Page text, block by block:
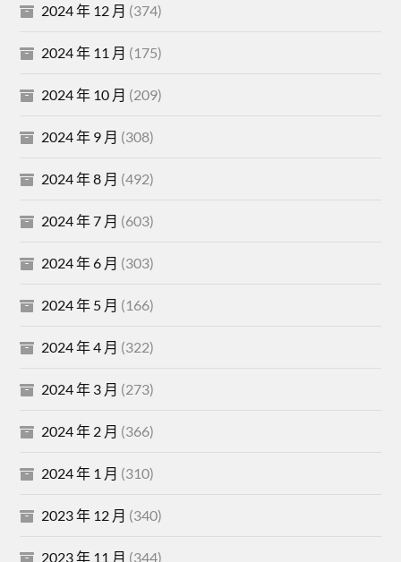
2024 年 12 月 (374)
2024 年 11 月 (175)
2024 年 10 月 (209)
2024 年 9 月 (308)
2024 年 8 月 (492)
2024 年 7 月 (603)
2024 年 6 月 (303)
2024 年 5 月 (166)
2024 年 4 月 (322)
2024 年 3 月 (273)
2024 年 2 月 (366)
2024 年 1 月 (310)
2023 年 12 月 (340)
2023 年 11 月 (344)